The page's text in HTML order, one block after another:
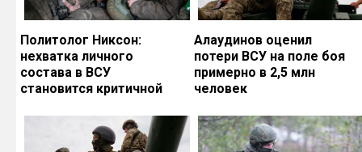
Политолог Никсон:
нехватка личного
состава в ВСУ
становится критичной
Алаудинов оценил
потери ВСУ на поле боя
примерно в 2,5 млн
человек